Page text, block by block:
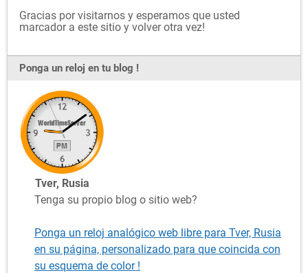
Gracias por visitarnos y esperamos que usted
marcador a este sitio y volver otra vez!
Ponga un reloj en tu blog !
Tver, Rusia
Tenga su propio blog o sitio web?
Ponga un reloj analógico web libre para Tver, Rusia
en su página, personalizado para que coincida con
su esquema de color !